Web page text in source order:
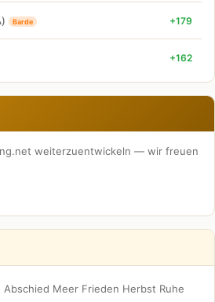
Barde +179
+162
weiterzuentwickeln — wir freuen
Abschied Meer Frieden Herbst Ruhe